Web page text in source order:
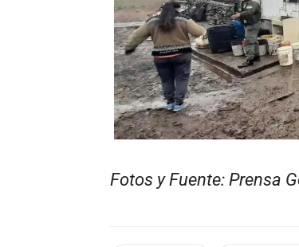
Fotos y Fuente: Prensa